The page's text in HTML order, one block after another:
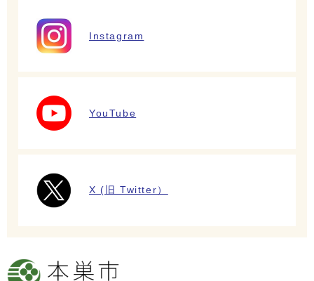
Instagram
YouTube
X (旧 Twitter）